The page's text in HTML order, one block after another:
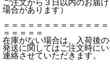
ご注文から３日以内のお届
場合があります）
＝＝＝＝＝＝＝＝＝＝＝＝
＝＝＝＝＝
在庫がない場合は、入荷後の
発送に関してはご注文時に
連絡させていただきます。